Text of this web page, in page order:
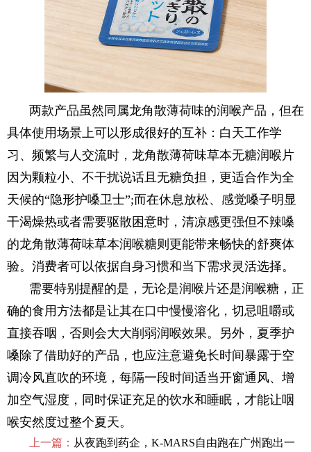
两款产品虽然同属龙角散薄荷味的润喉产品，但在
具体使用场景上可以形成很好的互补：白天工作学
习、频繁与人交流时，龙角散薄荷味草本无糖润喉片
因为颗粒小、不干扰说话且无糖负担，更适合作为全
天候的“隐形护嗓卫士”;而在休息放松、感觉嗓子明显
干渴燥热或者需要驱散困意时，清凉感更强但不辣嗓
的龙角散薄荷味草本润喉糖则更能带来畅快的舒爽体
验。消费者可以依据自身习惯和当下需求灵活选择。
需要特别提醒的是，无论是润喉片还是润喉糖，正
确的食用方法都是让其在口中慢慢溶化，切忌咀嚼或
直接吞咽，否则会大大削弱润喉效果。另外，夏季护
嗓除了借助好的产品，也应注意避免长时间暴露于空
调冷风直吹的环境，每隔一段时间适当开窗通风、增
加空气湿度，同时保证充足的饮水和睡眠，才能让咽
喉安然度过整个夏天。
上一篇： 从夜跑到药企，K-MARS自由跑在广州跑出一